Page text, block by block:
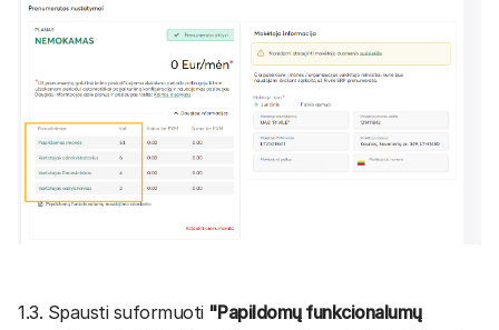
1.3. Spausti suformuoti "Papildomų funkcionalumų